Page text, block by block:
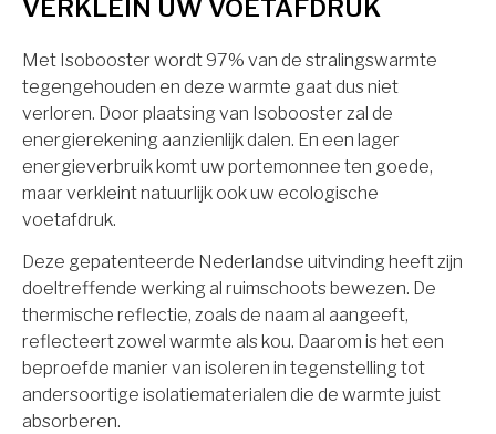
VERKLEIN UW VOETAFDRUK
Met Isobooster wordt 97% van de stralingswarmte
tegengehouden en deze warmte gaat dus niet
verloren. Door plaatsing van Isobooster zal de
energierekening aanzienlijk dalen. En een lager
energieverbruik komt uw portemonnee ten goede,
maar verkleint natuurlijk ook uw ecologische
voetafdruk.
Deze gepatenteerde Nederlandse uitvinding heeft zijn
doeltreffende werking al ruimschoots bewezen. De
thermische reflectie, zoals de naam al aangeeft,
reflecteert zowel warmte als kou. Daarom is het een
beproefde manier van isoleren in tegenstelling tot
andersoortige isolatiematerialen die de warmte juist
absorberen.